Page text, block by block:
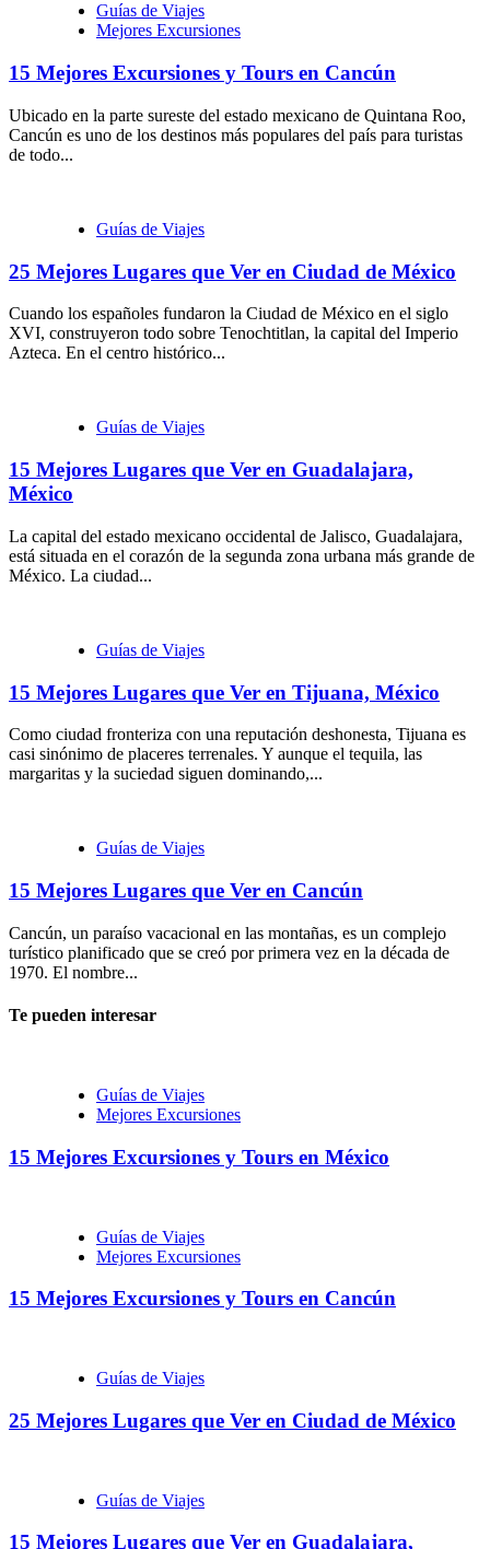
Guías de Viajes
Mejores Excursiones
15 Mejores Excursiones y Tours en Cancún
Ubicado en la parte sureste del estado mexicano de Quintana Roo,
Cancún es uno de los destinos más populares del país para turistas
de todo...
Guías de Viajes
25 Mejores Lugares que Ver en Ciudad de México
Cuando los españoles fundaron la Ciudad de México en el siglo
XVI, construyeron todo sobre Tenochtitlan, la capital del Imperio
Azteca. En el centro histórico...
Guías de Viajes
15 Mejores Lugares que Ver en Guadalajara,
México
La capital del estado mexicano occidental de Jalisco, Guadalajara,
está situada en el corazón de la segunda zona urbana más grande de
México. La ciudad...
Guías de Viajes
15 Mejores Lugares que Ver en Tijuana, México
Como ciudad fronteriza con una reputación deshonesta, Tijuana es
casi sinónimo de placeres terrenales. Y aunque el tequila, las
margaritas y la suciedad siguen dominando,...
Guías de Viajes
15 Mejores Lugares que Ver en Cancún
Cancún, un paraíso vacacional en las montañas, es un complejo
turístico planificado que se creó por primera vez en la década de
1970. El nombre...
Te pueden interesar
Guías de Viajes
Mejores Excursiones
15 Mejores Excursiones y Tours en México
Guías de Viajes
Mejores Excursiones
15 Mejores Excursiones y Tours en Cancún
Guías de Viajes
25 Mejores Lugares que Ver en Ciudad de México
Guías de Viajes
15 Mejores Lugares que Ver en Guadalajara,